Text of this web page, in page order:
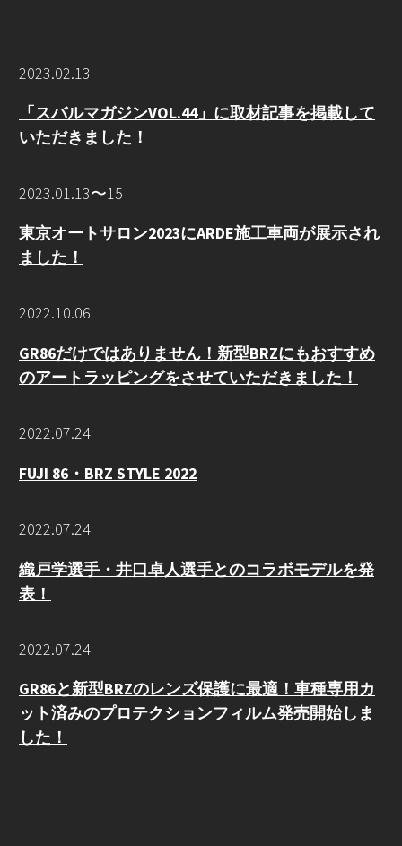
2023.02.13
「スバルマガジンVOL.44」に取材記事を掲載して
いただきました！
2023.01.13〜15
東京オートサロン2023にARDE施工車両が展示され
ました！
2022.10.06
GR86だけではありません！新型BRZにもおすすめ
のアートラッピングをさせていただきました！
2022.07.24
FUJI 86・BRZ STYLE 2022
2022.07.24
織戸学選手・井口卓人選手とのコラボモデルを発
表！
2022.07.24
GR86と新型BRZのレンズ保護に最適！車種専用カ
ット済みのプロテクションフィルム発売開始しま
した！